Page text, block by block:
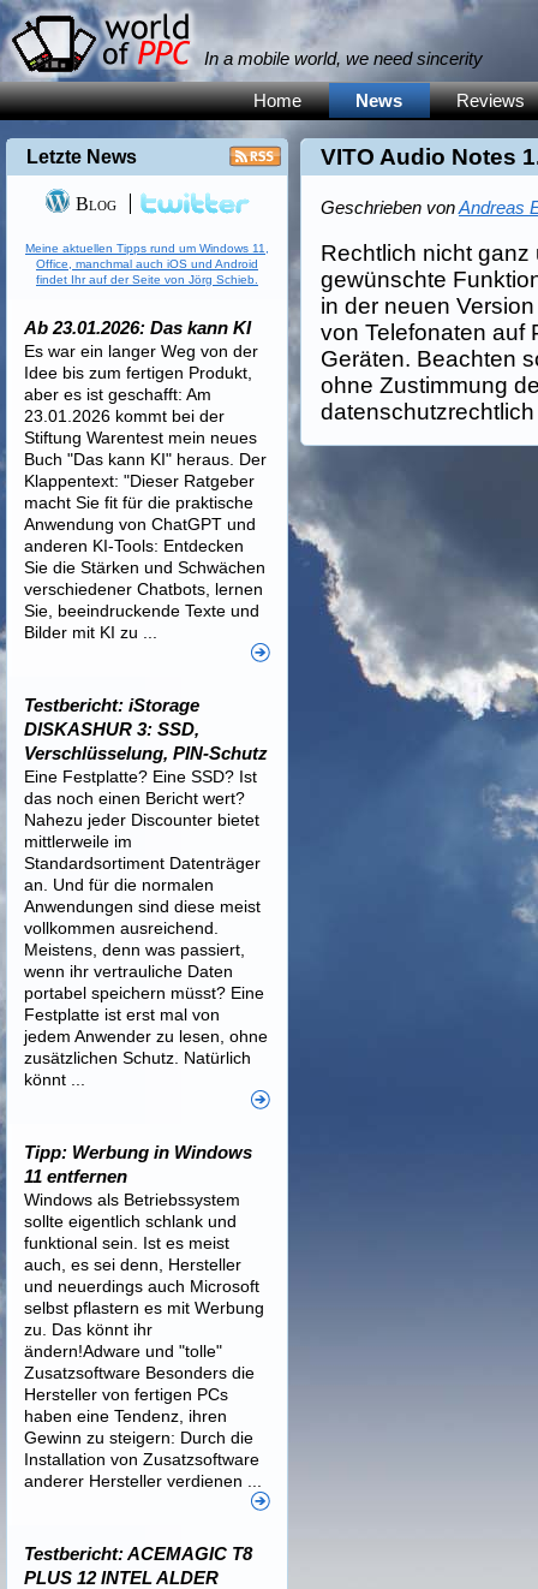
In a mobile world, we need sincerity
Home News Reviews
VITO Audio Notes
Geschrieben vonAndreas
Rechtlich nicht
gewünschte
in der neuen
von Telefonaten auf
Geräten. Beachten
ohne Zustimmung
Letzte News
Blog
Meine aktuellen Tipps rund um Windows 11,
Office, manchmal auch iOS und Android
findet Ihr auf der Seite von Jörg Schieb.
Ab 23.01.2026: Das kann KI
Es war ein langer Weg von der
Idee bis zum fertigen Produkt,
aber es ist geschafft: Am
23.01.2026 kommt bei der
Stiftung Warentest mein neues
Buch "Das kann KI" heraus. Der
Klappentext: "Dieser Ratgeber
macht Sie fit für die praktische
Anwendung von ChatGPT und
anderen KI-Tools: Entdecken
Sie die Stärken und Schwächen
verschiedener Chatbots, lernen
Sie, beeindruckende Texte und
Bilder mit KI zu ...
Testbericht: iStorage
DISKASHUR 3: SSD,
Verschlüsselung, PIN-Schutz
Eine Festplatte? Eine SSD? Ist
das noch einen Bericht wert?
Nahezu jeder Discounter bietet
mittlerweile im
Standardsortiment Datenträger
an. Und für die normalen
Anwendungen sind diese meist
vollkommen ausreichend.
Meistens, denn was passiert,
wenn ihr vertrauliche Daten
portabel speichern müsst? Eine
Festplatte ist erst mal von
jedem Anwender zu lesen, ohne
zusätzlichen Schutz. Natürlich
könnt ...
Tipp: Werbung in Windows
11 entfernen
Windows als Betriebssystem
sollte eigentlich schlank und
funktional sein. Ist es meist
auch, es sei denn, Hersteller
und neuerdings auch Microsoft
selbst pflastern es mit Werbung
zu. Das könnt ihr
ändern!Adware und "tolle"
Zusatzsoftware Besonders die
Hersteller von fertigen PCs
haben eine Tendenz, ihren
Gewinn zu steigern: Durch die
Installation von Zusatzsoftware
anderer Hersteller verdienen ...
Testbericht: ACEMAGIC T8
PLUS 12 INTEL ALDER